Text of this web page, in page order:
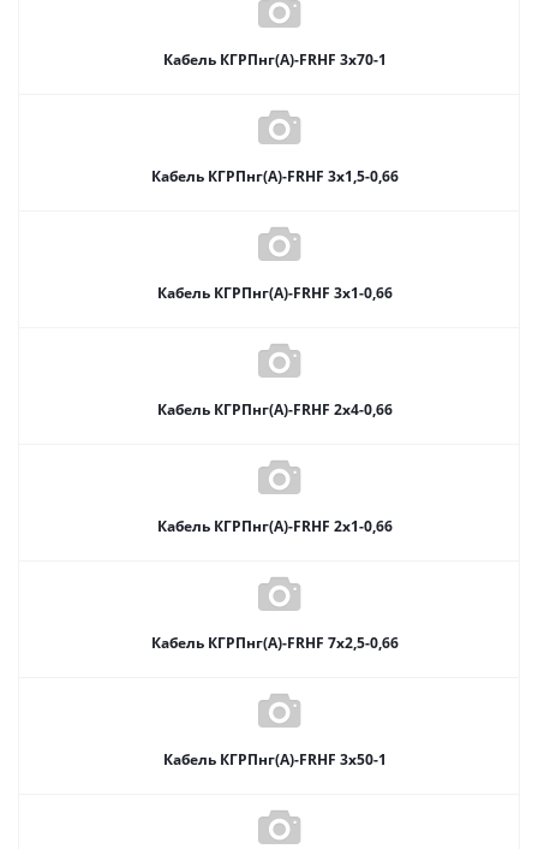
Кабель КГРПнг(А)-FRHF 3х70-1
Кабель КГРПнг(А)-FRHF 3х1,5-0,66
Кабель КГРПнг(А)-FRHF 3х1-0,66
Кабель КГРПнг(А)-FRHF 2х4-0,66
Кабель КГРПнг(А)-FRHF 2х1-0,66
Кабель КГРПнг(А)-FRHF 7х2,5-0,66
Кабель КГРПнг(А)-FRHF 3х50-1